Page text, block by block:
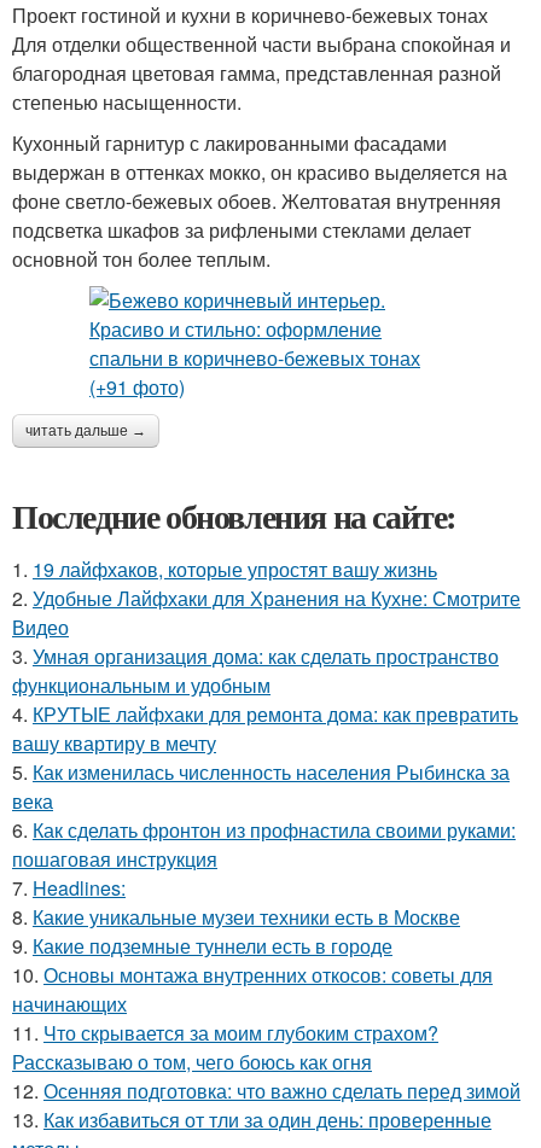
Проект гостиной и кухни в коричнево-бежевых тонах
Для отделки общественной части выбрана спокойная и
благородная цветовая гамма, представленная разной
степенью насыщенности.
Кухонный гарнитур с лакированными фасадами
выдержан в оттенках мокко, он красиво выделяется на
фоне светло-бежевых обоев. Желтоватая внутренняя
подсветка шкафов за рифлеными стеклами делает
основной тон более теплым.
читать дальше →
Последние обновления на сайте:
1. 19 лайфхаков, которые упростят вашу жизнь
2. Удобные Лайфхаки для Хранения на Кухне: Смотрите
Видео
3. Умная организация дома: как сделать пространство
функциональным и удобным
4. КРУТЫЕ лайфхаки для ремонта дома: как превратить
вашу квартиру в мечту
5. Как изменилась численность населения Рыбинска за
века
6. Как сделать фронтон из профнастила своими руками:
пошаговая инструкция
7. Headlines:
8. Какие уникальные музеи техники есть в Москве
9. Какие подземные туннели есть в городе
10. Основы монтажа внутренних откосов: советы для
начинающих
11. Что скрывается за моим глубоким страхом?
Рассказываю о том, чего боюсь как огня
12. Осенняя подготовка: что важно сделать перед зимой
13. Как избавиться от тли за один день: проверенные